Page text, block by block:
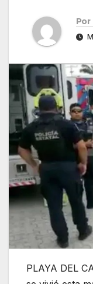
Por
PLAYA DEL